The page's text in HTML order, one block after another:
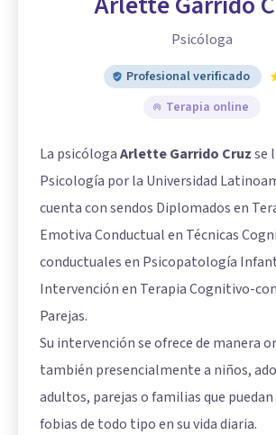
Psicóloga
Profesional verificado
Terapia online
La psicólogaArlette Garrido Cruzse
Psicología por la Universidad
cuenta con sendos Diplomados en
Emotiva Conductual en Técnicas
conductuales en Psicopatología
Intervención en Terapia Cognitivo-
Parejas.
Su intervención se ofrece de manera
también presencialmente a niños,
adultos, parejas o familias que
fobias de todo tipo en su vida diaria.